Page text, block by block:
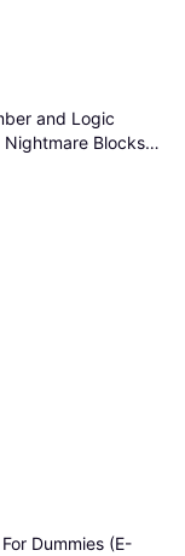
and Logic
Nightmare Blocks
Dummies (E-